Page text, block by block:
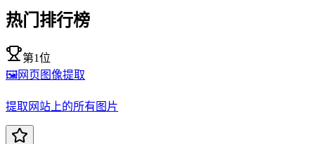
热门排行榜
第1位
🖼️网页图像提取
提取网站上的所有图片